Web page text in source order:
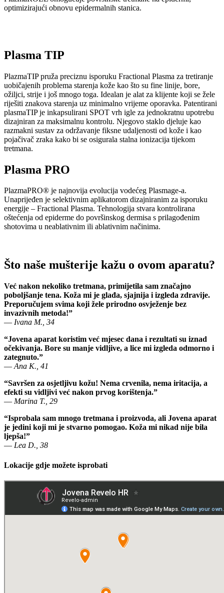
optimizirajući obnovu epidermalnih stanica.​
Plasma TIP
PlazmaTIP pruža preciznu isporuku Fractional Plasma za tretiranje
uobičajenih problema starenja kože kao što su fine linije, bore,
ožiljci, strije i još mnogo toga. Idealan je alat za klijente koji se žele
riješiti znakova starenja uz minimalno vrijeme oporavka. Patentirani
plasmaTIP je inkapsulirani SPOT vrh igle za jednokratnu upotrebu
dizajniran za maksimalnu kontrolu. Njegovo staklo djeluje kao
razmakni sustav za održavanje fiksne udaljenosti od kože i kao
pojačivač zraka kako bi se osigurala stalna ionizacija tijekom
tretmana.
Plasma PRO
PlazmaPRO® je najnovija evolucija vodećeg Plasmage-a.
Unaprijeđen je selektivnim aplikatorom dizajniranim za isporuku
energije – Fractional Plasma. Tehnologija stvara kontrolirana
oštećenja od epiderme do površinskog dermisa s prilagođenim
shotovima u neablativnim ili ablativnim načinima.
Što naše mušterije kažu o ovom aparatu?
Već nakon nekoliko tretmana, primijetila sam značajno
poboljšanje tena. Koža mi je glađa, sjajnija i izgleda zdravije.
Preporučujem svima koji žele prirodno osvježenje bez
invazivnih metoda!”
— Ivana M., 34
“Jovena aparat koristim već mjesec dana i rezultati su iznad
očekivanja. Bore su manje vidljive, a lice mi izgleda odmorno i
zategnuto.”
— Ana K., 41
“Savršen za osjetljivu kožu! Nema crvenila, nema iritacija, a
efekti su vidljivi već nakon prvog korištenja.”
— Marina T., 29
“Isprobala sam mnogo tretmana i proizvoda, ali Jovena aparat
je jedini koji mi je stvarno pomogao. Koža mi nikad nije bila
ljepša!”
— Lea D., 38
Lokacije gdje možete isprobati